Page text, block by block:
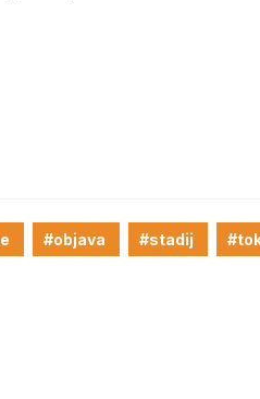
#objava #stadij